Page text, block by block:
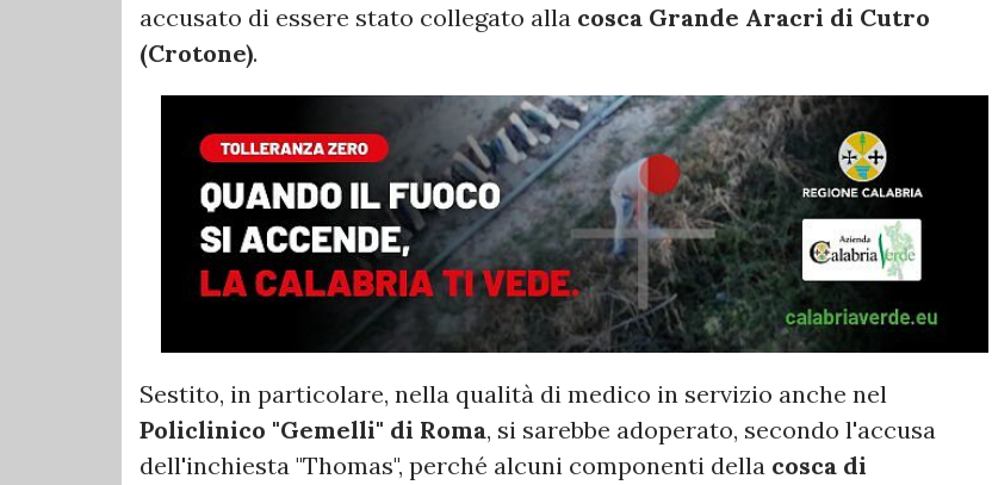
accusato di essere stato collegato alla cosca Grande Aracri di Cutro
(Crotone).
Sestito, in particolare, nella qualità di medico in servizio anche nel
Policlinico "Gemelli" di Roma, si sarebbe adoperato, secondo l'accusa
dell'inchiesta "Thomas", perché alcuni componenti della cosca di